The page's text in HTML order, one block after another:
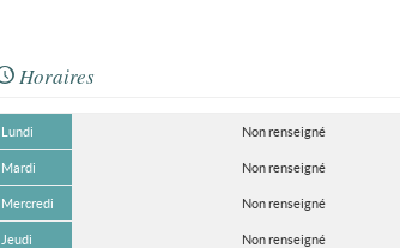
Horaires
Lundi Non renseigné
Mardi Non renseigné
Mercredi Non renseigné
Jeudi Non renseigné